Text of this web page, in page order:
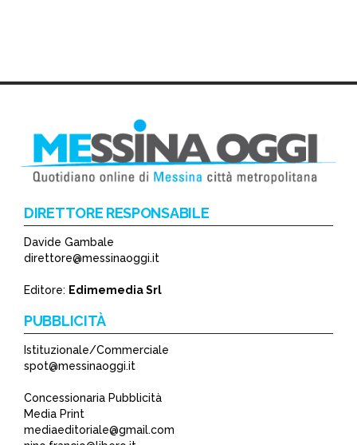
DIRETTORE RESPONSABILE
Davide Gambale
direttore@messinaoggi.it
Editore: Edimemedia Srl
PUBBLICITÀ
Istituzionale/Commerciale
spot@messinaoggi.it
Concessionaria Pubblicità
Media Print
mediaeditoriale@gmail.com